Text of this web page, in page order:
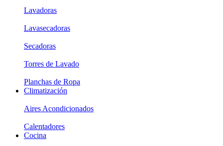
Lavadoras
Lavasecadoras
Secadoras
Torres de Lavado
Planchas de Ropa
Climatización
Aires Acondicionados
Calentadores
Cocina